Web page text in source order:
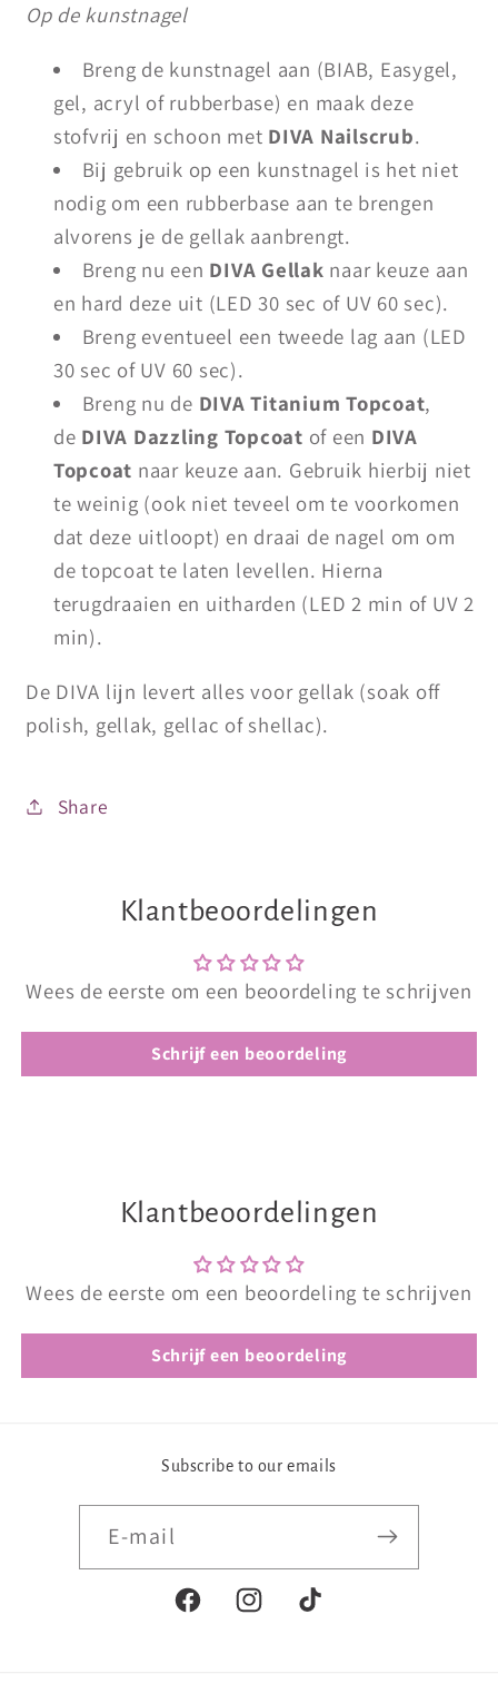
Op de kunstnagel
Breng de kunstnagel aan (BIAB, Easygel,
gel, acryl of rubberbase) en maak deze
stofvrij en schoon met DIVA Nailscrub.
Bij gebruik op een kunstnagel is het niet
nodig om een rubberbase aan te brengen
alvorens je de gellak aanbrengt.
Breng nu een DIVA Gellak naar keuze aan
en hard deze uit (LED 30 sec of UV 60 sec).
Breng eventueel een tweede lag aan (LED
30 sec of UV 60 sec).
Breng nu de DIVA Titanium Topcoat,
de DIVA Dazzling Topcoat of een DIVA
Topcoat naar keuze aan. Gebruik hierbij niet
te weinig (ook niet teveel om te voorkomen
dat deze uitloopt) en draai de nagel om om
de topcoat te laten levellen. Hierna
terugdraaien en uitharden (LED 2 min of UV 2
min).
De DIVA lijn levert alles voor gellak (soak off
polish, gellak, gellac of shellac).
Share
Klantbeoordelingen
Wees de eerste om een beoordeling te schrijven
Schrijf een beoordeling
Klantbeoordelingen
Wees de eerste om een beoordeling te schrijven
Schrijf een beoordeling
Subscribe to our emails
E‑mail
FacebookInstagramTikTok